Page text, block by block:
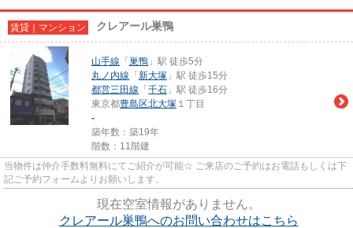
賃貸｜マンション クレアール巣鴨
山手線 「 巣鴨 」駅 徒歩5分
丸ノ内線 「 新大塚 」駅 徒歩15分
都営三田線 「 千石 」駅 徒歩16分
東京都豊島区北大塚 １丁目
-
築年数：築19年
階数：11階建
当物件は仲介手数料無料にてご紹介が可能☆ ご来店のご予約はお電話もしくは下
記ご予約フォームよりお願いします。
現在空室情報がありません。
クレアール巣鴨へのお問い合わせはこちら